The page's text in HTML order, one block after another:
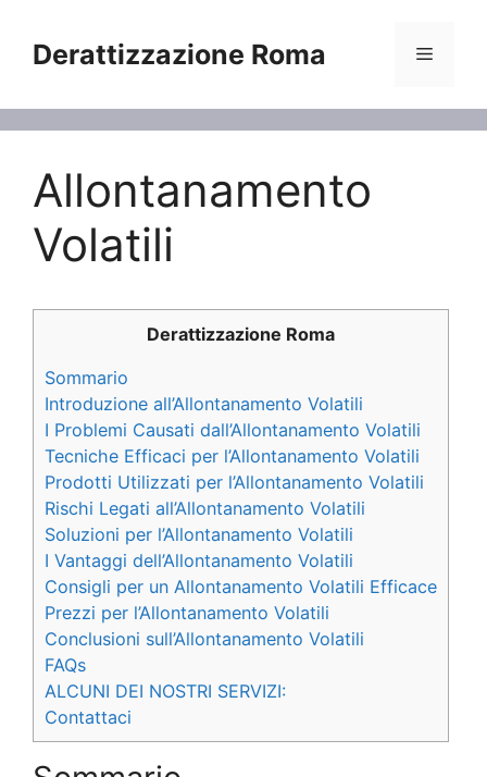
contenuto
Derattizzazione Roma Menu
Allontanamento
Volatili
Derattizzazione Roma
Sommario
Introduzione all’Allontanamento Volatili
I Problemi Causati dall’Allontanamento Volatili
Tecniche Efficaci per l’Allontanamento Volatili
Prodotti Utilizzati per l’Allontanamento Volatili
Rischi Legati all’Allontanamento Volatili
Soluzioni per l’Allontanamento Volatili
I Vantaggi dell’Allontanamento Volatili
Consigli per un Allontanamento Volatili Efficace
Prezzi per l’Allontanamento Volatili
Conclusioni sull’Allontanamento Volatili
FAQs
ALCUNI DEI NOSTRI SERVIZI:
Contattaci